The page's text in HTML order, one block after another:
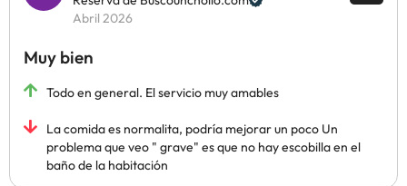
Abril 2026
Muy bien
Todo en general. El servicio muy amables
La comida es normalita, podría mejorar un poco Un
problema que veo " grave" es que no hay escobilla en el
baño de la habitación